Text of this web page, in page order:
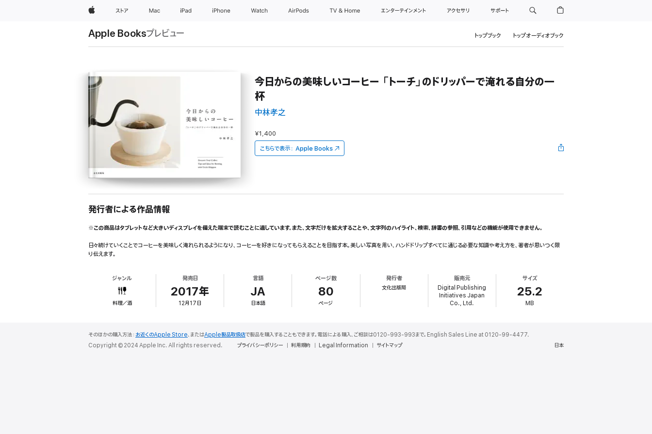
Appleストア Mac iPad iPhone Watch AirPods TV & Home エンターテインメント アクセサリ サポート
Apple Booksプレビュー トップブック トップオーディオブック
今日からの美味しいコーヒー 「トーチ」のドリッパーで淹れる自分の一
杯
中林孝之
¥1,400
こちらで表示： Apple Books
発行者による作品情報
※この商品はタブレットなど大きいディスプレイを備えた端末で読むことに適しています。また、文字だけを拡大することや、文字列のハイライト、検索、辞書の参照、引用などの機能が使用できません。
日々続けていくことでコーヒーを美味しく淹れられるようになり、コーヒーを好きになってもらえることを目指す本。美しい写真を用い、ハンドドリップすべてに通じる必要な知識や考え方を、著者が思いつく限
り伝えます。
ジャンル
料理／酒
発売日
2017年
12月17日
言語
JA
日本語
ページ数
80
ページ
発行者
文化出版局
販売元
Digital Publishing
Initiatives Japan
Co., Ltd.
サイズ
25.2
MB
そのほかの購入方法： お近くのApple Store、またはApple製品取扱店で製品を購入することもできます。電話による購入、ご相談は0120-993-993まで。English Sales Line at 0120-99-4477.
日本
Copyright © 2024 Apple Inc. All rights reserved. プライバシーポリシー 利用規約 Legal Information サイトマップ